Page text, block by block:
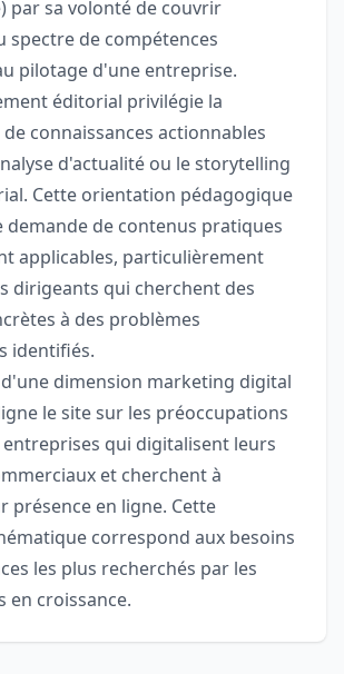
par sa volonté de couvrir
spectre de compétences
pilotage d'une entreprise.
éditorial privilégie la
connaissances actionnables
d'actualité ou le storytelling
Cette orientation pédagogique
demande de contenus pratiques
applicables, particulièrement
dirigeants qui cherchent des
à des problèmes
identifiés.
dimension marketing digital
le site sur les préoccupations
entreprises qui digitalisent leurs
et cherchent à
présence en ligne. Cette
correspond aux besoins
les plus recherchés par les
en croissance.